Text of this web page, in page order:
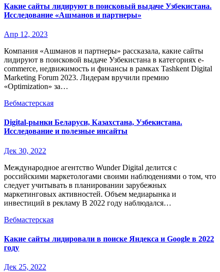
Какие сайты лидируют в поисковый выдаче Узбекистана.
Исследование «Ашманов и партнеры»
Апр 12, 2023
Компания «Ашманов и партнеры» рассказала, какие сайты
лидируют в поисковой выдаче Узбекистана в категориях e-
commerce, недвижимость и финансы в рамках Tashkent Digital
Marketing Forum 2023. Лидерам вручили премию
«Optimization» за…
Вебмастерская
Digital-рынки Беларуси, Казахстана, Узбекистана.
Исследование и полезные инсайты
Дек 30, 2022
Международное агентство Wunder Digital делится с
российскими маркетологами своими наблюдениями о том, что
следует учитывать в планировании зарубежных
маркетинговых активностей. Объем медиарынка и
инвестиций в рекламу В 2022 году наблюдался…
Вебмастерская
Какие сайты лидировали в поиске Яндекса и Google в 2022
году
Дек 25, 2022